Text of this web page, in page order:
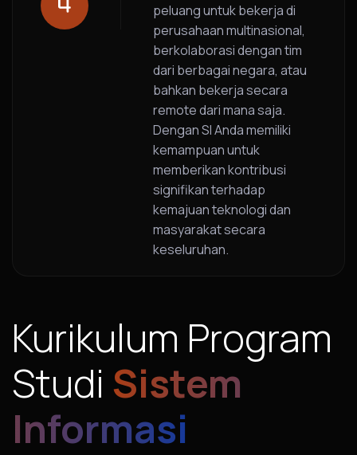
peluang untuk bekerja di
perusahaan multinasional,
berkolaborasi dengan tim
dari berbagai negara, atau
bahkan bekerja secara
remote dari mana saja.
Dengan SI Anda memiliki
kemampuan untuk
memberikan kontribusi
signifikan terhadap
kemajuan teknologi dan
masyarakat secara
keseluruhan.
Kurikulum Program
Studi Sistem
Informasi